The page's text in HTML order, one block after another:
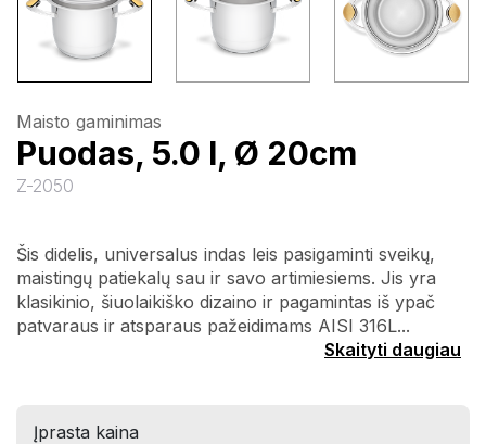
Maisto gaminimas
Puodas, 5.0 l, Ø 20cm
Z-2050
Šis didelis, universalus indas leis pasigaminti sveikų,
maistingų patiekalų sau ir savo artimiesiems. Jis yra
klasikinio, šiuolaikiško dizaino ir pagamintas iš ypač
patvaraus ir atsparaus pažeidimams AISI 316L...
Skaityti daugiau
Įprasta kaina